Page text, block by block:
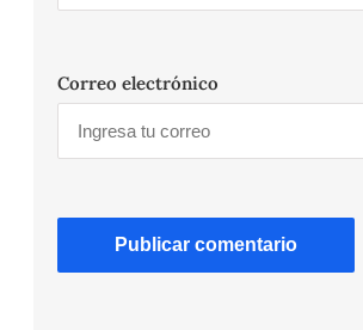
Correo electrónico